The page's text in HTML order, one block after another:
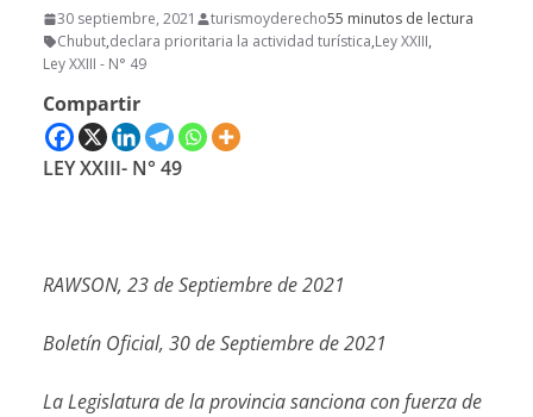
30 septiembre, 2021 turismoyderecho55 minutos de lectura
Chubut,declara prioritaria la actividad turística,Ley XXIII,
Ley XXIII - N° 49
Compartir
LEY XXIII- N° 49
RAWSON, 23 de Septiembre de 2021
Boletín Oficial, 30 de Septiembre de 2021
La Legislatura de la provincia sanciona con fuerza de